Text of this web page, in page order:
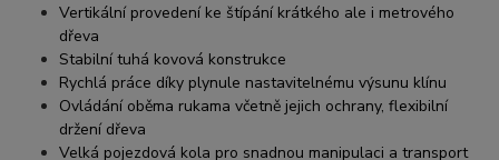
Vertikální provedení ke štípání krátkého ale i metrového
dřeva
Stabilní tuhá kovová konstrukce
Rychlá práce díky plynule nastavitelnému výsunu klínu
Ovládání oběma rukama včetně jejich ochrany, flexibilní
držení dřeva
Velká pojezdová kola pro snadnou manipulaci a transport